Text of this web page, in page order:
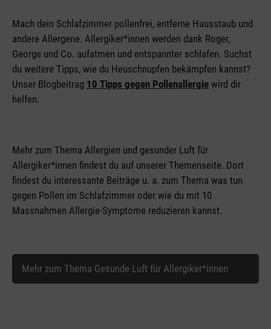
Mach dein Schlafzimmer pollenfrei, entferne Hausstaub und
andere Allergene. Allergiker*innen werden dank Roger,
George und Co. aufatmen und entspannter schlafen. Suchst
du weitere Tipps, wie du Heuschnupfen bekämpfen kannst?
Unser Blogbeitrag 10 Tipps gegen Pollenallergie wird dir
helfen.
Mehr zum Thema Allergien und gesunder Luft für
Allergiker*innen findest du auf unserer Themenseite. Dort
findest du interessante Beiträge u. a. zum Thema was tun
gegen Pollen im Schlafzimmer oder wie du mit 10
Massnahmen Allergie-Symptome reduzieren kannst.
Mehr zum Thema Gesunde Luft für Allergiker*innen